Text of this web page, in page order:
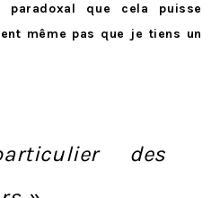
que cela puisse
même pas que je tiens un
des